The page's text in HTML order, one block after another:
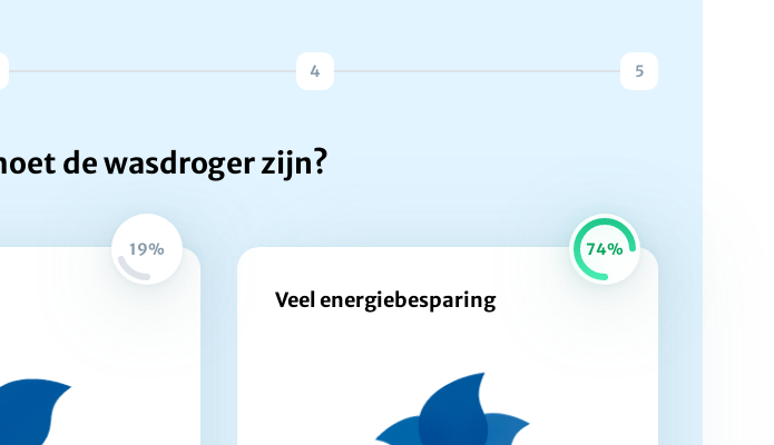
4 5
de wasdroger zijn?
19% 74%
Veel energiebesparing